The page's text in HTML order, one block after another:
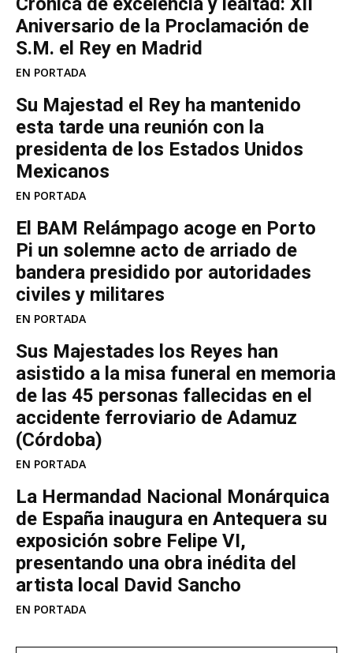
Aniversario de la Proclamación de
S.M. el Rey en Madrid
EN PORTADA
Su Majestad el Rey ha mantenido
esta tarde una reunión con la
presidenta de los Estados Unidos
Mexicanos
EN PORTADA
El BAM Relámpago acoge en Porto
Pi un solemne acto de arriado de
bandera presidido por autoridades
civiles y militares
EN PORTADA
Sus Majestades los Reyes han
asistido a la misa funeral en memoria
de las 45 personas fallecidas en el
accidente ferroviario de Adamuz
(Córdoba)
EN PORTADA
La Hermandad Nacional Monárquica
de España inaugura en Antequera su
exposición sobre Felipe VI,
presentando una obra inédita del
artista local David Sancho
EN PORTADA